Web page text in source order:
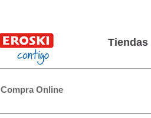
Tiendas
Compra Online